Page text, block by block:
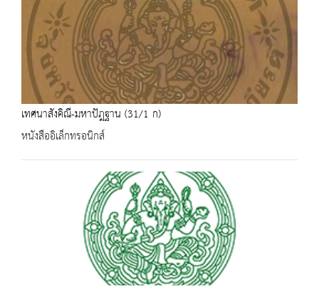
เทศนาสังคิณี-มหาปัฎฐาน (31/1 ก)
หนังสืออิเล็กทรอนิกส์